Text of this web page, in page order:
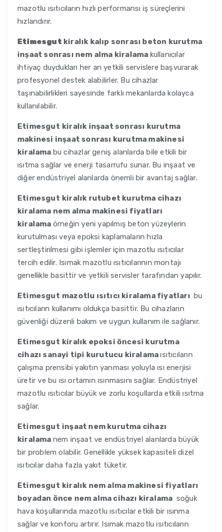
mazotlu ısıtıcıların hızlı performansı iş süreçlerini
hızlandırır.
Etimesgut kiralık kalıp sonrası beton kurutma
inşaat sonrası nem alma kiralama kullanıcılar
ihtiyaç duydukları her an yetkili servislere başvurarak
profesyonel destek alabilirler. Bu cihazlar
taşınabilirlikleri sayesinde farklı mekanlarda kolayca
kullanılabilir.
Etimesgut kiralık inşaat sonrası kurutma
makinesi inşaat sonrası kurutma makinesi
kiralama bu cihazlar geniş alanlarda bile etkili bir
ısıtma sağlar ve enerji tasarrufu sunar. Bu inşaat ve
diğer endüstriyel alanlarda önemli bir avantaj sağlar.
Etimesgut kiralık rutubet kurutma cihazı
kiralama nem alma makinesi fiyatları
kiralama örneğin yeni yapılmış beton yüzeylerin
kurutulması veya epoksi kaplamaların hızla
sertleştirilmesi gibi işlemler için mazotlu ısıtıcılar
tercih edilir. Isımak mazotlu ısıtıcılarının montajı
genellikle basittir ve yetkili servisler tarafından yapılır.
Etimesgut mazotlu ısıtıcı kiralama fiyatları bu
ısıtıcıların kullanımı oldukça basittir. Bu cihazların
güvenliği düzenli bakım ve uygun kullanım ile sağlanır.
Etimesgut kiralık epoksi öncesi kurutma
cihazı sanayi tipi kurutucu kiralamaısıtıcıların
çalışma prensibi yakıtın yanması yoluyla ısı enerjisi
üretir ve bu ısı ortamın ısınmasını sağlar. Endüstriyel
mazotlu ısıtıcılar büyük ve zorlu koşullarda etkili ısıtma
sağlar.
Etimesgut inşaat nem kurutma cihazı
kiralama nem inşaat ve endüstriyel alanlarda büyük
bir problem olabilir. Genellikle yüksek kapasiteli dizel
ısıtıcılar daha fazla yakıt tüketir.
Etimesgut kiralık nem alma makinesi fiyatları
boyadan önce nem alma cihazı kiralama soğuk
hava koşullarında mazotlu ısıtıcılar etkili bir ısınma
sağlar ve konforu artırır. Isımak mazotlu ısıtıcıların